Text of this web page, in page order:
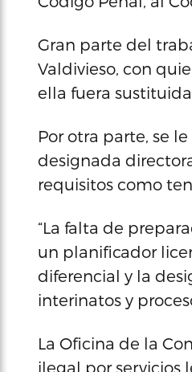
Gran parte del
Valdivieso, con
ella fuera
Por otra parte, se
designada
requisitos como
“La falta de
un planificador
diferencial y la
interinatos y
La Oficina de la
ilegal por servicios